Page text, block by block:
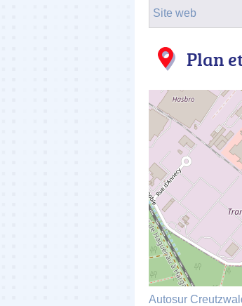
Site web
Plan
Autosur